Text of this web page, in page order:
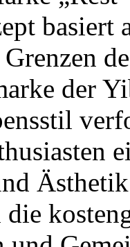
basiert
der